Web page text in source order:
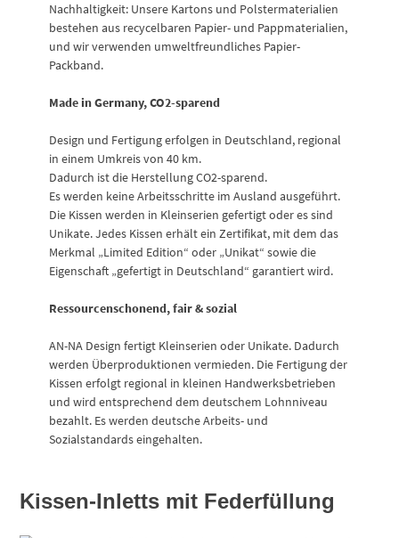
Nachhaltigkeit: Unsere Kartons und Polstermaterialien
bestehen aus recycelbaren Papier- und Pappmaterialien,
und wir verwenden umweltfreundliches Papier-
Packband.
Made in Germany, CO2-sparend
Design und Fertigung erfolgen in Deutschland, regional
in einem Umkreis von 40 km.
Dadurch ist die Herstellung CO2-sparend.
Es werden keine Arbeitsschritte im Ausland ausgeführt.
Die Kissen werden in Kleinserien gefertigt oder es sind
Unikate. Jedes Kissen erhält ein Zertifikat, mit dem das
Merkmal „Limited Edition“ oder „Unikat“ sowie die
Eigenschaft „gefertigt in Deutschland“ garantiert wird.
Ressourcenschonend, fair & sozial
AN-NA Design fertigt Kleinserien oder Unikate. Dadurch
werden Überproduktionen vermieden. Die Fertigung der
Kissen erfolgt regional in kleinen Handwerksbetrieben
und wird entsprechend dem deutschem Lohnniveau
bezahlt. Es werden deutsche Arbeits- und
Sozialstandards eingehalten.
Kissen-Inletts mit Federfüllung